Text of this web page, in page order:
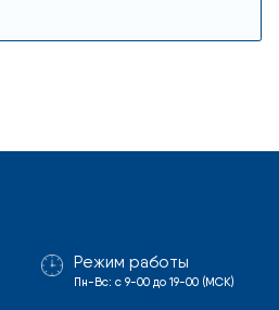
Режим работы
Пн-Вс: с 9-00 до 19-00 (МСК)